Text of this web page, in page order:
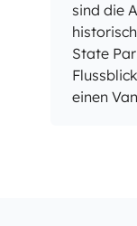
sind die
State
einen